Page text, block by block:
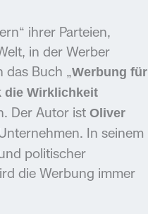
ihrer Parteien,
in der Werber
das Buch „Werbung für
die Wirklichkeit
Der Autor ist Oliver
In seinem
politischer
die Werbung immer